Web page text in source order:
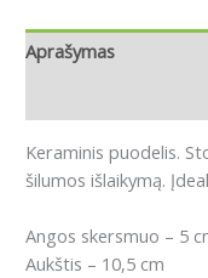
Aprašymas
Keraminis puodelis.
šilumos išlaikymą.
Angos skersmuo – 5
Aukštis – 10,5 cm